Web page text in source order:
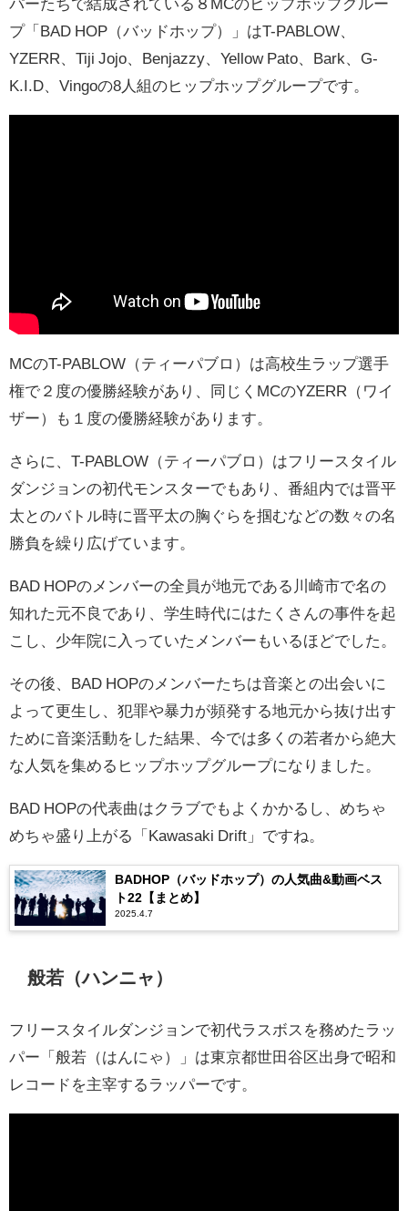
プ「BAD HOP（バッドホップ）」はT-PABLOW、
YZERR、Tiji Jojo、Benjazzy、Yellow Pato、Bark、G-
K.I.D、Vingoの8人組のヒップホップグループです。
MCのT-PABLOW（ティーパブロ）は高校生ラップ選手
権で２度の優勝経験があり、同じくMCのYZERR（ワイ
ザー）も１度の優勝経験があります。
さらに、T-PABLOW（ティーパブロ）はフリースタイル
ダンジョンの初代モンスターでもあり、番組内では晋平
太とのバトル時に晋平太の胸ぐらを掴むなどの数々の名
勝負を繰り広げています。
BAD HOPのメンバーの全員が地元である川崎市で名の
知れた元不良であり、学生時代にはたくさんの事件を起
こし、少年院に入っていたメンバーもいるほどでした。
その後、BAD HOPのメンバーたちは音楽との出会いに
よって更生し、犯罪や暴力が頻発する地元から抜け出す
ために音楽活動をした結果、今では多くの若者から絶大
な人気を集めるヒップホップグループになりました。
BAD HOPの代表曲はクラブでもよくかかるし、めちゃ
めちゃ盛り上がる「Kawasaki Drift」ですね。
BADHOP（バッドホップ）の人気曲&動画ベス
ト22【まとめ】
2025.4.7
般若（ハンニャ）
フリースタイルダンジョンで初代ラスボスを務めたラッ
パー「般若（はんにゃ）」は東京都世田谷区出身で昭和
レコードを主宰するラッパーです。